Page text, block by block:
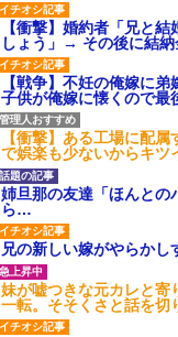
【衝撃】婚約者「兄と
しょう」→ その後に結納
【戦争】不妊の俺嫁に
子供が俺嫁に懐くので
【衝撃】ある工場に配
で娯楽も少ないからキ
姉旦那の友達「ほんと
ら…
兄の新しい嫁がやらか
妹が嘘つきな元カレと寄
一転。そそくさと話を